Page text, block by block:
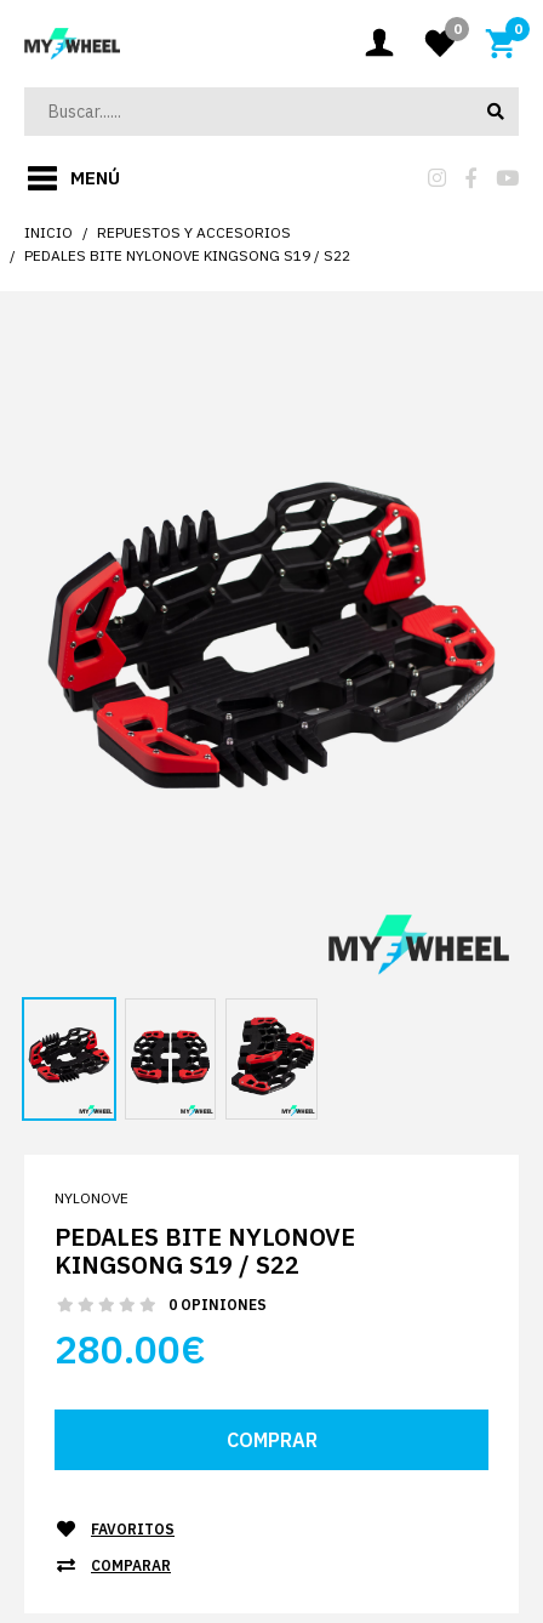
0 0
MENÚ
INICIO
REPUESTOS Y ACCESORIOS
PEDALES BITE NYLONOVE KINGSONG S19 / S22
NYLONOVE
PEDALES BITE NYLONOVE
KINGSONG S19 / S22
0 OPINIONES
280.00€
FAVORITOS
COMPARAR